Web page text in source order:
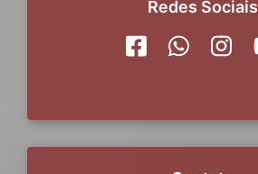
Redes Sociais